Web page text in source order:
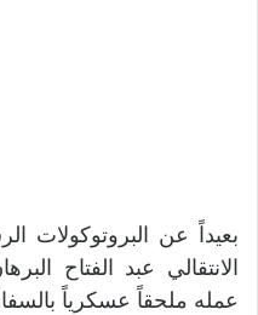
بعيداً عن البروتوكولات
الانتقالي عبد الفتاح
عمله ملحقاً عسكرياً